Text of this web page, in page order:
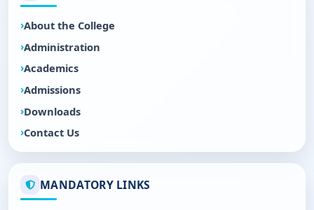
About the College
Administration
Academics
Admissions
Downloads
Contact Us
MANDATORY LINKS